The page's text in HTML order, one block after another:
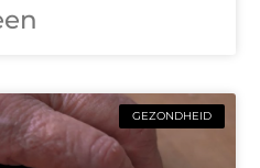
GEZONDHEID